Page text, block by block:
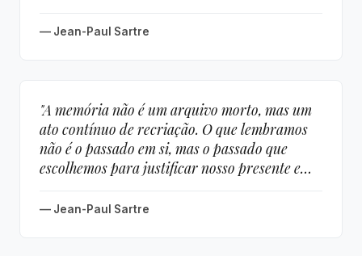
— Jean-Paul Sartre
"A memória não é um arquivo morto, mas um
ato contínuo de recriação. O que lembramos
não é o passado em si, mas o passado que
escolhemos para justificar nosso presente e
— Jean-Paul Sartre